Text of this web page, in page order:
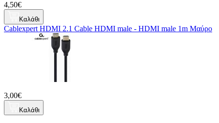
4,50€
Καλάθι
Cablexpert HDMI 2.1 Cable HDMI male - HDMI male 1m Μαύρο
3,00€
Καλάθι